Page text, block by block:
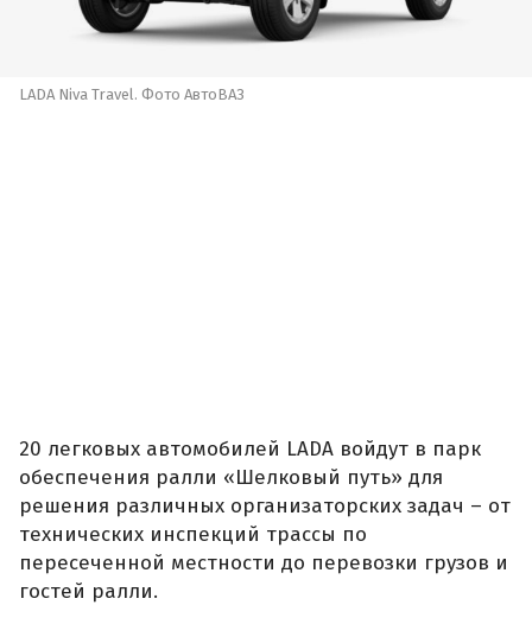
LADA Niva Travel. Фото АвтоВАЗ
20 легковых автомобилей LADA войдут в парк
обеспечения ралли «Шелковый путь» для
решения различных организаторских задач – от
технических инспекций трассы по
пересеченной местности до перевозки грузов и
гостей ралли.